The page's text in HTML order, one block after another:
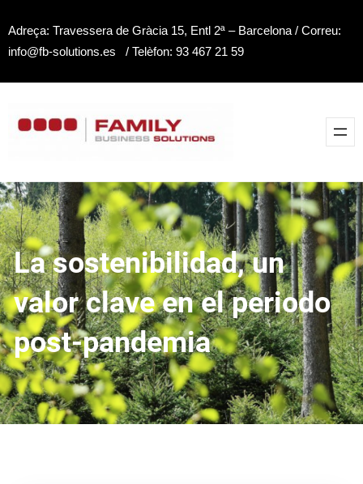
al
contenido
Adreça: Travessera de Gràcia 15, Entl 2ª – Barcelona / Correu:
info@fb-solutions.es / Telèfon: 93 467 21 59
La sostenibilidad, un
valor clave en el periodo
post-pandemia